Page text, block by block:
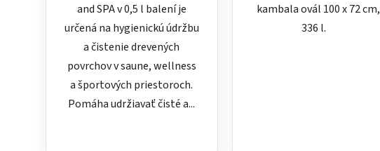
and SPA v 0,5 l balení je
určená na hygienickú údržbu
a čistenie drevených
povrchov v saune, wellness
a športových priestoroch.
Pomáha udržiavať čisté a...
kambala ovál 100 x 72 cm,
336 l.